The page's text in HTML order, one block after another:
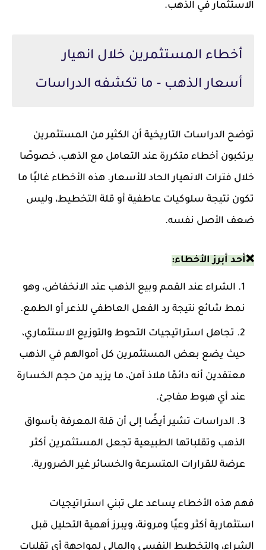
الاستثمار في الذهب.
أخطاء المستثمرين خلال انهيار
أسعار الذهب - ما تكشفه الدراسات
توضح الدراسات التاريخية أن الكثير من المستثمرين
يرتكبون أخطاء متكررة عند التعامل مع الذهب، خصوصًا
خلال فترات الانهيار الحاد للأسعار. هذه الأخطاء غالبًا ما
تكون نتيجة سلوكيات عاطفية أو قلة التخطيط، وليس
ضعف الأصل نفسه.
❌أحد أبرز الأخطاء:
الشراء عند القمم وبيع الذهب عند الانخفاض، وهو
نمط شائع نتيجة رد الفعل العاطفي للذعر أو الطمع.
تجاهل استراتيجيات التحوط والتوزيع الاستثماري،
حيث يضع بعض المستثمرين كل أموالهم في الذهب
معتقدين أنه دائمًا ملاذ آمن، ما يزيد من حجم الخسارة
عند أي هبوط مفاجئ.
الدراسات تشير أيضًا إلى أن قلة المعرفة بأسواق
الذهب وتقلباتها الطبيعية تجعل المستثمرين أكثر
عرضة للقرارات المتسرعة والخسائر غير الضرورية.
فهم هذه الأخطاء يساعد على تبني استراتيجيات
استثمارية أكثر وعيًا ومرونة، ويبرز أهمية التحليل قبل
الشراء، والتخطيط النفسي والمالي لمواجهة أي تقلبات